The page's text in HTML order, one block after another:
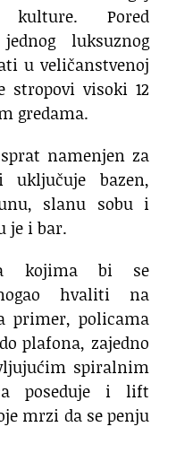
kulture. Pored
luksuznog
u veličanstvenoj
stropovi visoki 12
gredama.
namenjen za
bazen,
slanu sobu i
je i bar.
kojima bi se
hvaliti na
primer, policama
plafona, zajedno
spiralnim
poseduje i lift
mrzi da se penju